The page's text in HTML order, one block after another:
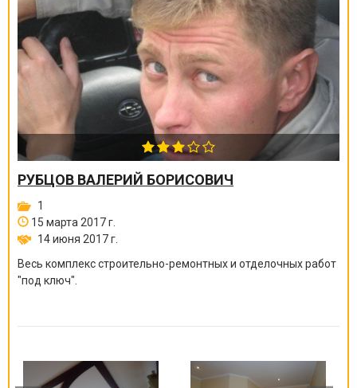
РУБЦОВ ВАЛЕРИЙ БОРИСОВИЧ
1
15 марта 2017 г.
14 июня 2017 г.
Весь комплекс строительно-ремонтных и отделочных работ
"под ключ".